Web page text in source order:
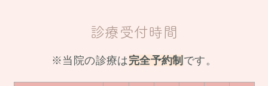
診療受付時間
※当院の診療は完全予約制 です。